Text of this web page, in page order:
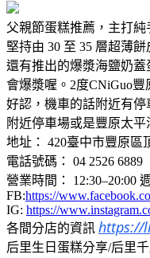
父親節蛋糕推薦，主打
堅持由 30 至 35 層超薄
還有推出的爆漿海鹽奶
會爆漿喔。2度CNiGuo
好認，機車的話附近有
附近停車場或是豐原太
地址： 420臺中市豐原區
電話號碼： 04 2526 6889
營業時間： 12:30–20:00
FB:https://
IG: https://
各間分店的資訊 https://
后里生日蛋糕分享/后里